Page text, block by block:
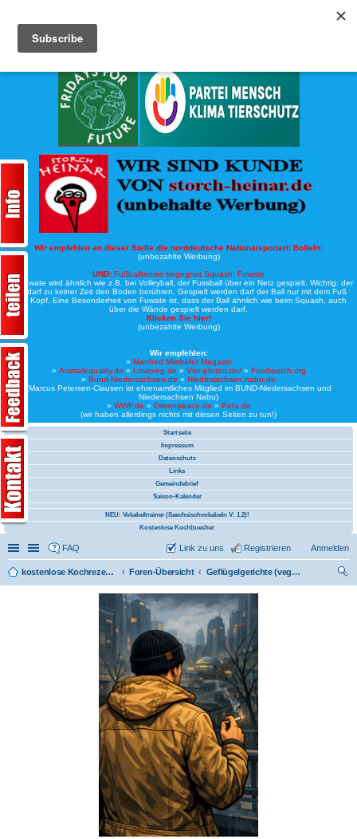
Wir empfehlen an dieser Stelle die norddeutsche Nationalsportart: Boßeln:
(unbezahlte Werbung)
UND: Fußballtennis begegnet Squash: Fuwate
Bei Fuwate wird ähnlich wie z.B. bei Volleyball, der Fussball über ein Netz gespielt. Wichtig: der
Ball darf zu keiner Zeit den Boden berühren. Gespielt werden darf der Ball nur mit dem Fuß
oder Kopf. Eine Besonderheit von Fuwate ist, dass der Ball ähnlich wie beim Squash, auch
über die Wände gespielt werden darf.
Klicken Sie hier!
(unbezahlte Werbung)
Wir empfehlen:
» Manfred Mistkäfer Magazin
» Animalequality.de » Loveveg.de » Vier-pfoten.de/» Foodwatch.org
» Bund-Niedersachsen.de » Niedersachsen.nabu.de
(Marcus Petersen-Clausen ist ehrenamtliches Mitglied im BUND-Niedersachsen und
Niedersachsen Nabu)
» WWF.de » Greenpeace.de » Peta.de
(wir haben allerdings nichts mit diesen Seiten zu tun!)
Startseite
Impressum
Datenschutz
Links
Gemeindebrief
Saison-Kalender
NEU: Vokabeltrainer (Saechsischvokabeln V: 1.2)!
Kostenlose Kochbuecher
Schnellzugriff
Linkliste
FAQ Anmelden
Registrieren
Link zu uns
kostenlose Kochrezepte und kostenlose Kochbücher Foren-Übersicht
Geflügelgerichte (vegan)